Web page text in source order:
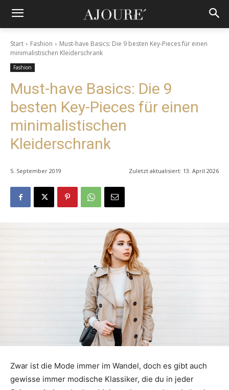
Start Fashion
Must-have Basics: Die 9 besten Key-Pieces für einen
minimalistischen Kleiderschrank
Fashion
Must-have Basics: Die 9
besten Key-Pieces für einen
minimalistischen
Kleiderschrank
5. September 2019 Zuletzt aktualisiert: 13. April 2026
Zwar ist die Mode immer im Wandel, doch es gibt auch
gewisse immer modische Klassiker, die du in jeder